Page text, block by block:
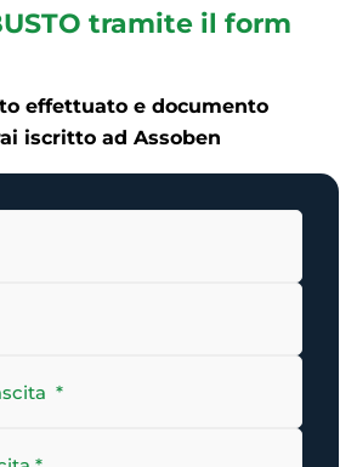
tramite il form
effettuato e documento
iscritto ad Assoben